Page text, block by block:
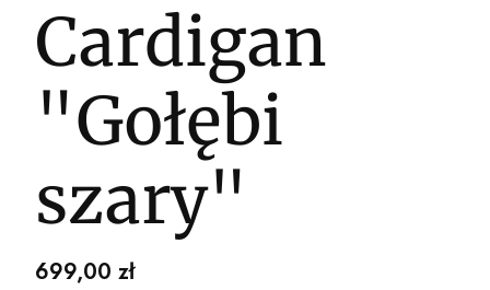
Cardigan
"Gołębi
szary"
Cena
699,00 zł